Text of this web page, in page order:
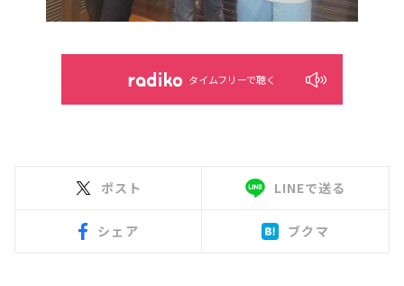
タイムフリーで聴く
ポスト LINEで送る
シェア ブクマ